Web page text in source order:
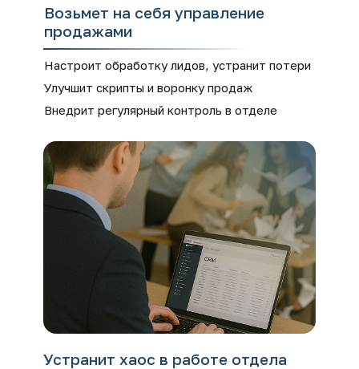
Настроит обработку лидов, устранит потери
Улучшит скрипты и воронку продаж
Внедрит регулярный контроль в отделе
Возьмет на себя управление
продажами
Устранит хаос в работе отдела